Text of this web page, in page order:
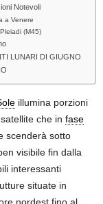
Notevoli
a Venere
(M45)
LUNARI DI GIUGNO
illumina porzioni
che in fase
scenderà sotto
visibile fin dalla
interessanti
situate in